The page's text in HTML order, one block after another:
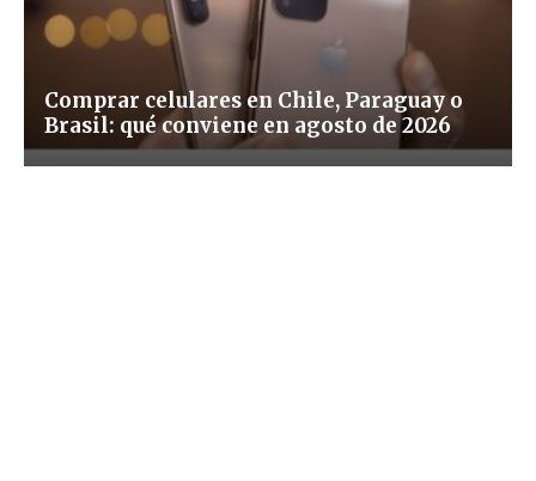
Comprar celulares en Chile, Paraguay o
Brasil: qué conviene en agosto de 2026